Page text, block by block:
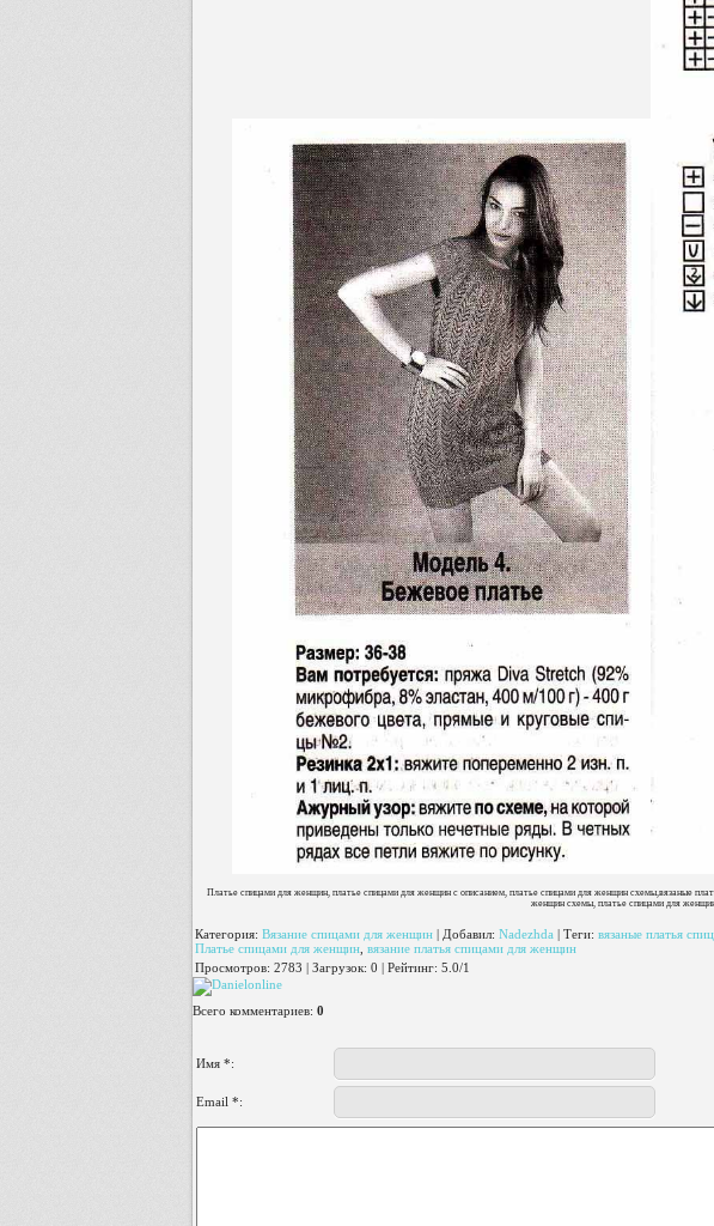
Платье спицами для женщин, платье спицами для женщин с описанием, платье спицами для женщин схемы,вязаные
женщин схемы, платье спицами для
Категория: Вязание спицами для женщин | Добавил: Nadezhda | Теги: вязаные платья
Платье спицами для женщин вязание платья спицами для женщин
Просмотров: 2783 | Загрузок: 0 | Рейтинг: 5.0/1
Всего комментариев: 0
Имя *:
Email *: